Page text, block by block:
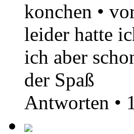
konchen •
leider hatte
ich aber
der Spaß
Antworten • 1